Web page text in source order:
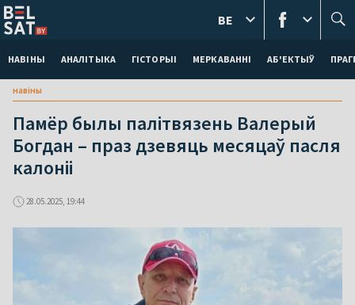
НАВІНЫ АНАЛІТЫКА ГІСТОРЫІ МЕРКАВАННI АБ'ЕКТЫЎ
BE
навіны
Памёр былы палітвязень Валерый
Богдан – праз дзевяць месяцаў пасля
калоніі
28.05.2025, 19:44